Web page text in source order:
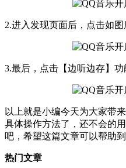
2.进入发现页面后，点击如图
3.最后，点击【边听边存】功
以上就是小编今天为大家带
具体操作方法了，还不会的
吧，希望这篇文章可以帮助到
热门文章